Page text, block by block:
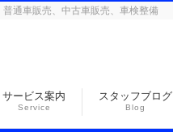
通車販売、中古車販売、車検整備
サービス案内
Service
スタッフブログ
Blog